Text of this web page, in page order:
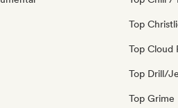
Top
Top Cloud
Top Drill/
Top Grime